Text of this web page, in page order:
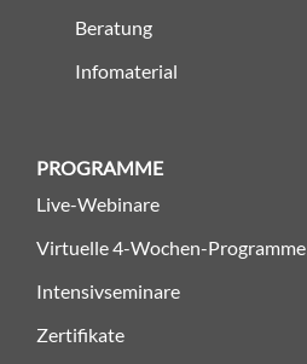
Beratung
Infomaterial
PROGRAMME
Live-Webinare
Virtuelle 4-Wochen-Programme
Intensivseminare
Zertifikate